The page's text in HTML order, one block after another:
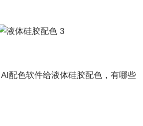
配色软件给液体硅胶配色，有哪些